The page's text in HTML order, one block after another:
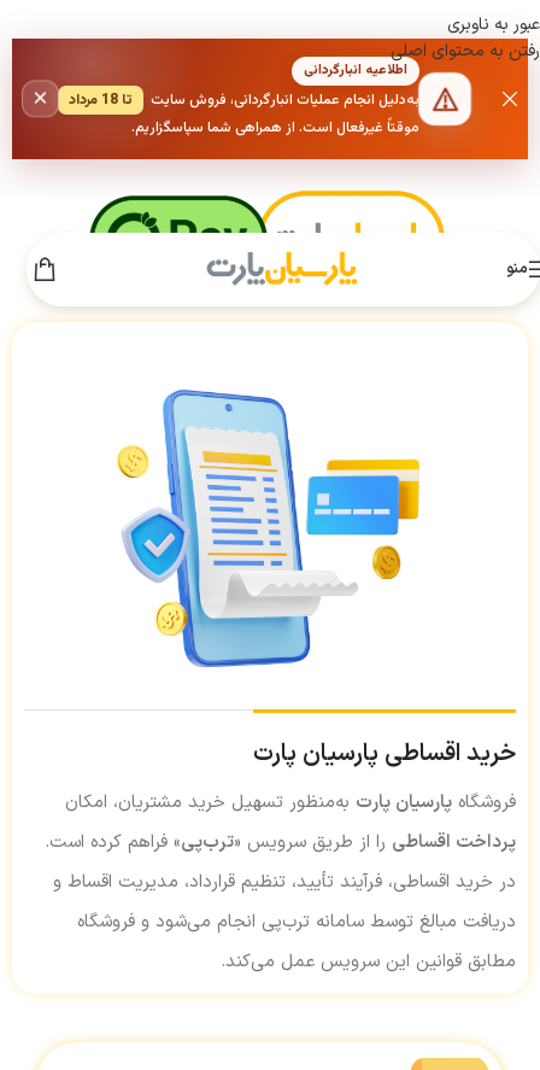
عبور به ناوبری
رفتن به محتوای اصلی
اطلاعیه انبارگردانی
به‌دلیل انجام عملیات انبارگردانی، فروش سایت
تا 18 مرداد
موقتاً غیرفعال است. از همراهی شما سپاسگزاریم.
×
منو
خرید اقساطی پارسیان پارت
فروشگاه پارسیان پارت به‌منظور تسهیل خرید مشتریان، امکان
پرداخت اقساطی را از طریق سرویس «ترب‌پی» فراهم کرده است.
در خرید اقساطی، فرآیند تأیید، تنظیم قرارداد، مدیریت اقساط و
دریافت مبالغ توسط سامانه ترب‌پی انجام می‌شود و فروشگاه
مطابق قوانین این سرویس عمل می‌کند.